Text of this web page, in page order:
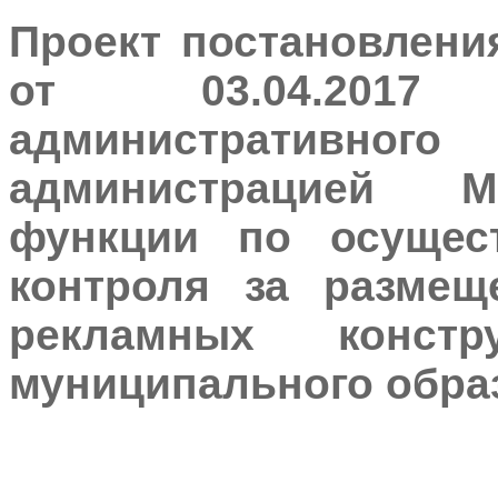
Проект
от
администрацией
функции по
контроля за
рекламных
муниципального